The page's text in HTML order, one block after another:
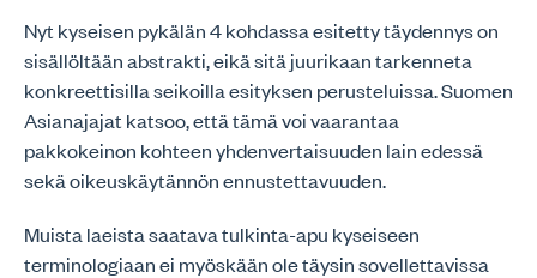
Nyt kyseisen pykälän 4 kohdassa esitetty täydennys on
sisällöltään abstrakti, eikä sitä juurikaan tarkenneta
konkreettisilla seikoilla esityksen perusteluissa. Suomen
Asianajajat katsoo, että tämä voi vaarantaa
pakkokeinon kohteen yhdenvertaisuuden lain edessä
sekä oikeuskäytännön ennustettavuuden.
Muista laeista saatava tulkinta-apu kyseiseen
terminologiaan ei myöskään ole täysin sovellettavissa